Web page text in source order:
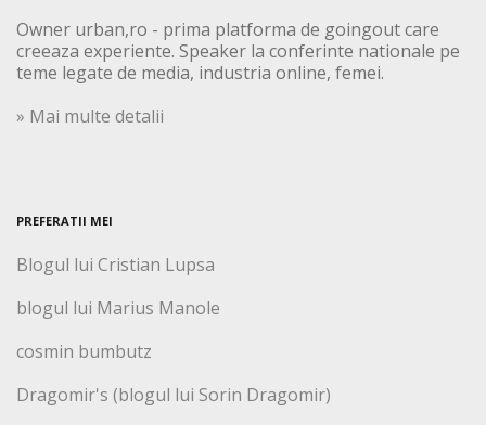
Owner urban,ro - prima platforma de goingout care
creeaza experiente. Speaker la conferinte nationale pe
teme legate de media, industria online, femei.
» Mai multe detalii
PREFERATII MEI
Blogul lui Cristian Lupsa
blogul lui Marius Manole
cosmin bumbutz
Dragomir's (blogul lui Sorin Dragomir)